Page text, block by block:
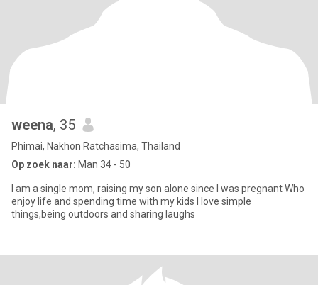
weena, 35
Phimai, Nakhon Ratchasima, Thailand
Op zoek naar: Man 34 - 50
I am a single mom, raising my son alone since I was pregnant Who
enjoy life and spending time with my kids l love simple
things,being outdoors and sharing laughs